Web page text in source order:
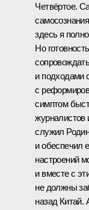
Четвёртое.
здесь я
Но
и подходами
с
симптом
журналистов
служил
и обеспечил
настроений
и вместе с
не должны
назад Китай.